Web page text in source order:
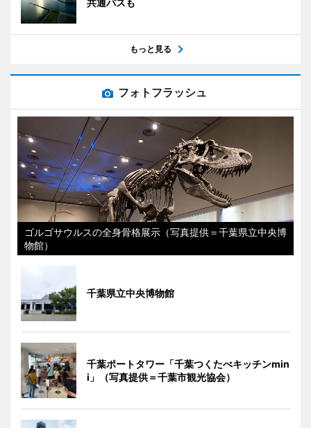
もっと見る
フォトフラッシュ
ゴルゴサウルスの全身骨格展示（写真提供＝千葉県立中央博
物館）
千葉県立中央博物館
千葉ポートタワー「千葉つくたべキッチンmin
i」（写真提供＝千葉市観光協会）